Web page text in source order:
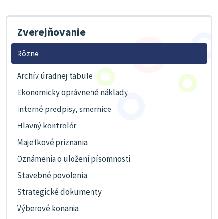
Zverejňovanie
Rôzne
Archív úradnej tabule
Ekonomicky oprávnené náklady
Interné predpisy, smernice
Hlavný kontrolór
Majetkové priznania
Oznámenia o uložení písomnosti
Stavebné povolenia
Strategické dokumenty
Výberové konania